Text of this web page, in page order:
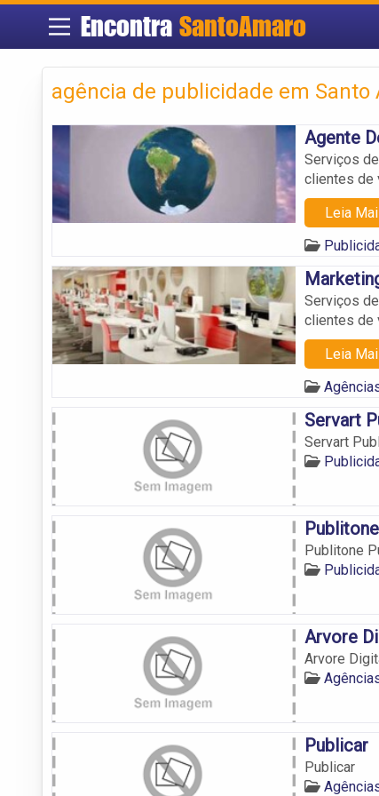
Encontra SantoAmaro
agência de publicidade em Santo
Agente
Serviços
clientes de
Leia
Serviços
clientes de
Leia
Servart
Servart
Publitone
Arvore
Arvore
Publicar
Publicar